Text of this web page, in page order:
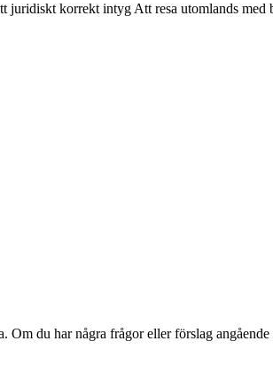
korrekt intyg Att resa utomlands med
du har några frågor eller förslag